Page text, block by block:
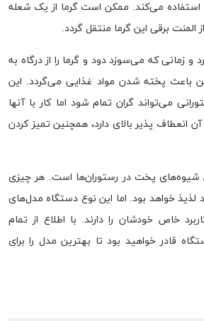
استفاده می‌کند. ممکن است گرما از یک شعله
برقی این گرما منتقل گردد.
و زمانی که می‌سوزد دود و گرما را از درگاه به
باعث پخته شدن مواد غذایی می‌گردد. این
می‌تواند گران تمام شود اما کار با آنها
انعطاف پذیر بالای دارد، همچنین تمیز کردن
شیوه‌های پخت در رستوران‌ها است. هر چیزی
خواهد بود. اما این نوع دستگاه مدل‌های
خاص خودشان را دارند. با اطلاع از تمام
قادر خواهید بود تا بهترین مدل را برای